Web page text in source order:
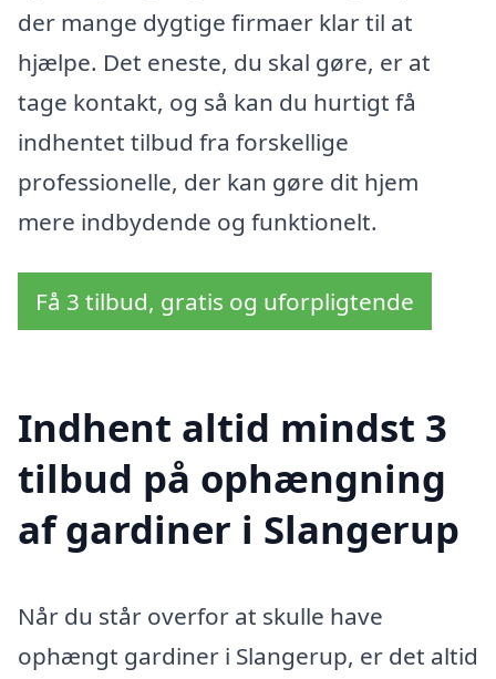
der mange dygtige firmaer klar til at
hjælpe. Det eneste, du skal gøre, er at
tage kontakt, og så kan du hurtigt få
indhentet tilbud fra forskellige
professionelle, der kan gøre dit hjem
mere indbydende og funktionelt.
Få 3 tilbud, gratis og uforpligtende
Indhent altid mindst 3
tilbud på ophængning
af gardiner i Slangerup
Når du står overfor at skulle have
ophængt gardiner i Slangerup, er det altid